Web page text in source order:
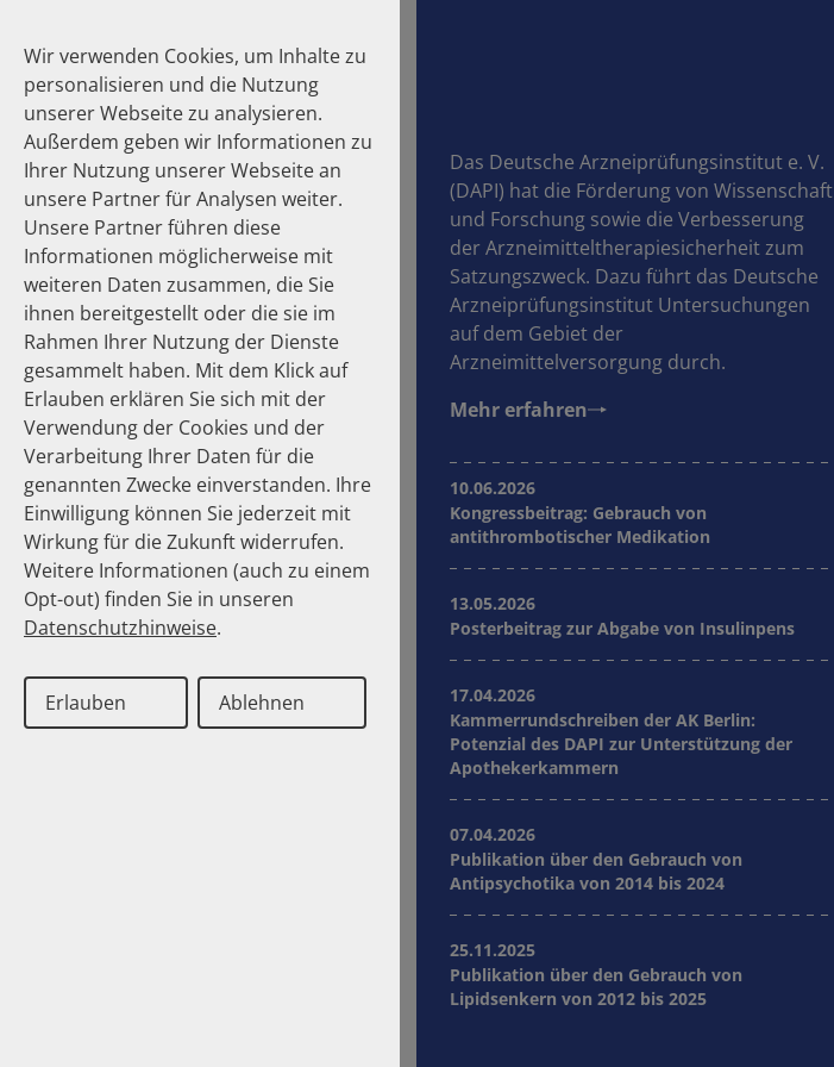
Das DAPI
Aktuelles
Publikationen
Mitglieder
Das Deutsche Arzneiprüfungsinstitut e. V.
(DAPI) hat die Förderung von Wissenschaft
und Forschung sowie die Verbesserung
der Arzneimitteltherapiesicherheit zum
Satzungszweck. Dazu führt das Deutsche
Arzneiprüfungsinstitut Untersuchungen
auf dem Gebiet der
Arzneimittelversorgung durch.
Mehr erfahren
10.06.2026
Kongressbeitrag: Gebrauch von
antithrombotischer Medikation
13.05.2026
Posterbeitrag zur Abgabe von Insulinpens
17.04.2026
Kammerrundschreiben der AK Berlin:
Potenzial des DAPI zur Unterstützung der
Apothekerkammern
07.04.2026
Publikation über den Gebrauch von
Antipsychotika von 2014 bis 2024
25.11.2025
Publikation über den Gebrauch von
Lipidsenkern von 2012 bis 2025
Wir verwenden Cookies, um Inhalte zu
personalisieren und die Nutzung
unserer Webseite zu analysieren.
Außerdem geben wir Informationen zu
Ihrer Nutzung unserer Webseite an
unsere Partner für Analysen weiter.
Unsere Partner führen diese
Informationen möglicherweise mit
weiteren Daten zusammen, die Sie
ihnen bereitgestellt oder die sie im
Rahmen Ihrer Nutzung der Dienste
gesammelt haben. Mit dem Klick auf
Erlauben erklären Sie sich mit der
Verwendung der Cookies und der
Verarbeitung Ihrer Daten für die
genannten Zwecke einverstanden. Ihre
Einwilligung können Sie jederzeit mit
Wirkung für die Zukunft widerrufen.
Weitere Informationen (auch zu einem
Opt-out) finden Sie in unseren
Datenschutzhinweise.
Erlauben Ablehnen